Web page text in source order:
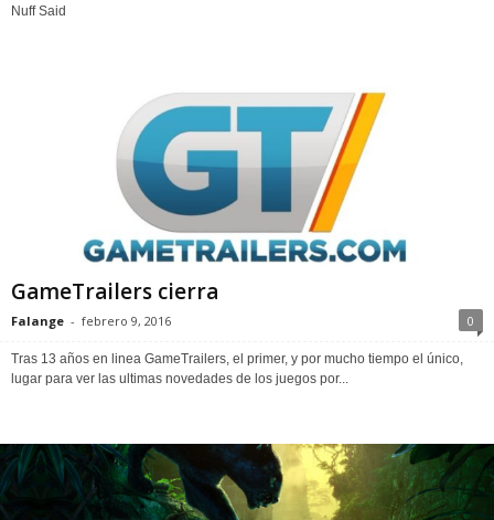
Nuff Said
GameTrailers cierra
Falange - febrero 9, 2016 0
Tras 13 años en linea GameTrailers, el primer, y por mucho tiempo el único,
lugar para ver las ultimas novedades de los juegos por...